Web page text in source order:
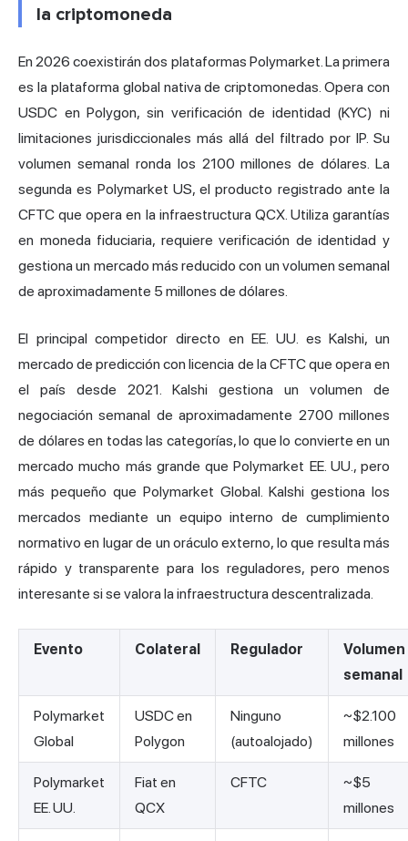
la criptomoneda
En 2026 coexistirán dos plataformas Polymarket. La primera
es la plataforma global nativa de criptomonedas. Opera con
USDC en Polygon, sin verificación de identidad (KYC) ni
limitaciones jurisdiccionales más allá del filtrado por IP. Su
volumen semanal ronda los 2100 millones de dólares. La
segunda es Polymarket US, el producto registrado ante la
CFTC que opera en la infraestructura QCX. Utiliza garantías
en moneda fiduciaria, requiere verificación de identidad y
gestiona un mercado más reducido con un volumen semanal
de aproximadamente 5 millones de dólares.
El principal competidor directo en EE. UU. es Kalshi, un
mercado de predicción con licencia de la CFTC que opera en
el país desde 2021. Kalshi gestiona un volumen de
negociación semanal de aproximadamente 2700 millones
de dólares en todas las categorías, lo que lo convierte en un
mercado mucho más grande que Polymarket EE. UU., pero
más pequeño que Polymarket Global. Kalshi gestiona los
mercados mediante un equipo interno de cumplimiento
normativo en lugar de un oráculo externo, lo que resulta más
rápido y transparente para los reguladores, pero menos
interesante si se valora la infraestructura descentralizada.
Evento Colateral Regulador
Volumen
semanal
Polymarket
Global
USDC en
Polygon
Ninguno
(autoalojado)
~$2.100
millones
Polymarket
EE. UU.
Fiat en
QCX
CFTC
~$5
millones